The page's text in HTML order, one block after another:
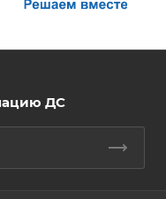
ДС